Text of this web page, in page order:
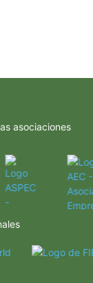
asociaciones